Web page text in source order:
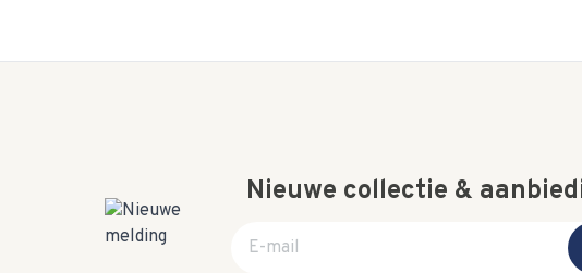
Nieuwe collectie &
E-mail adres